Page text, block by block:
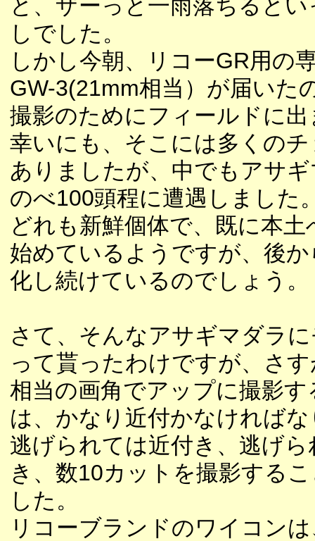
と、ザーっと一雨落ちると
しでした。
しかし今朝、リコーGR用の
GW-3(21mm相当）が届いた
撮影のためにフィールドに
幸いにも、そこには多くの
ありましたが、中でもアサ
のべ100頭程に遭遇しました
どれも新鮮個体で、既に本
始めているようですが、後
化し続けているのでしょう。
さて、そんなアサギマダラ
って貰ったわけですが、さ
相当の画角でアップに撮影す
は、かなり近付かなければ
逃げられては近付き、逃げ
き、数10カットを撮影する
した。
リコーブランドのワイコン